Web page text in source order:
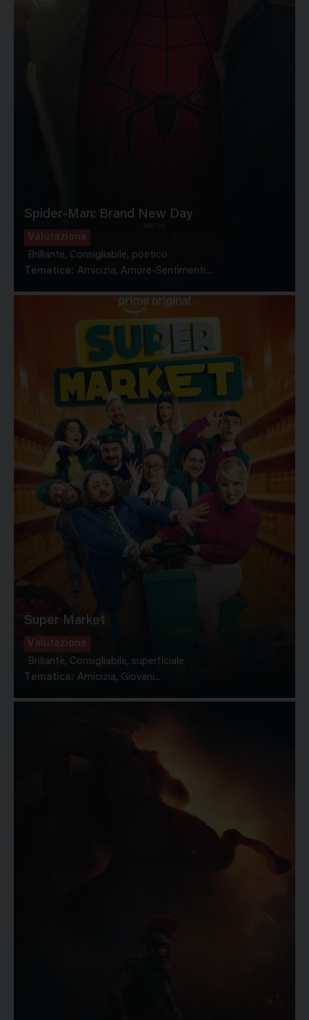
Spider-Man: Brand New Day
Valutazione
Brillante, Consigliabile, poetico
Tematica: Amicizia, Amore-Sentimenti...
Super Market
Valutazione
Brillante, Consigliabile, superficiale
Tematica: Amicizia, Giovani...